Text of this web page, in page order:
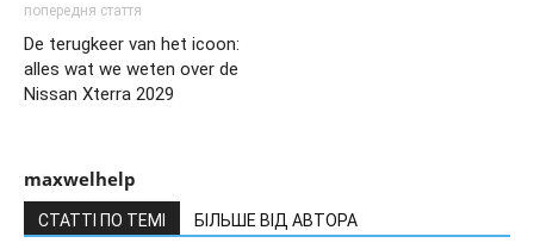
попередня стаття
De terugkeer van het icoon:
alles wat we weten over de
Nissan Xterra 2029
maxwelhelp
СТАТТІ ПО ТЕМІ БІЛЬШЕ ВІД АВТОРА